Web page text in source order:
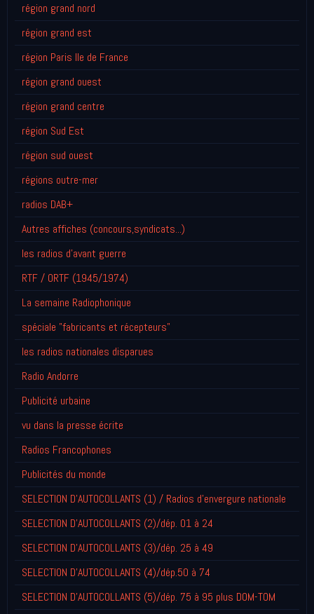
région grand nord
région grand est
région Paris Ile de France
région grand ouest
région grand centre
région Sud Est
région sud ouest
régions outre-mer
radios DAB+
Autres affiches (concours,syndicats...)
les radios d'avant guerre
RTF / ORTF (1945/1974)
La semaine Radiophonique
spéciale "fabricants et récepteurs"
les radios nationales disparues
Radio Andorre
Publicité urbaine
vu dans la presse écrite
Radios Francophones
Publicités du monde
SELECTION D'AUTOCOLLANTS (1) / Radios d'envergure nationale
SELECTION D'AUTOCOLLANTS (2)/dép. 01 à 24
SELECTION D'AUTOCOLLANTS (3)/dép. 25 à 49
SELECTION D'AUTOCOLLANTS (4)/dép.50 à 74
SELECTION D'AUTOCOLLANTS (5)/dép. 75 à 95 plus DOM-TOM